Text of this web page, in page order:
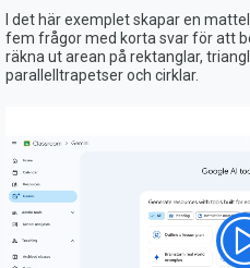
I det här exemplet skapar en
fem frågor med korta svar för att
räkna ut arean på rektanglar,
parallelltrapetser och cirklar.